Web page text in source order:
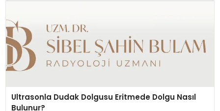
Ultrasonla Dudak Dolgusu Eritmede Dolgu Nasıl
Bulunur?